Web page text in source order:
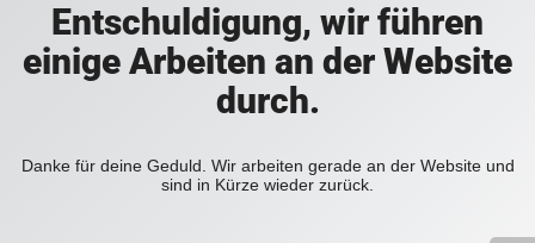
Entschuldigung, wir führen
einige Arbeiten an der Website
durch.
Danke für deine Geduld. Wir arbeiten gerade an der Website und
sind in Kürze wieder zurück.